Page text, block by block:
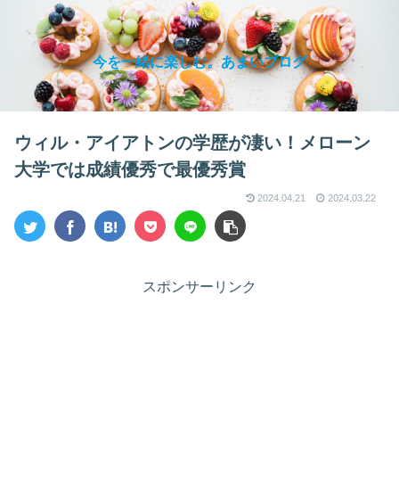
今を一緒に楽しむ。あまいブログ
ウィル・アイアトンの学歴が凄い！メローン
大学では成績優秀で最優秀賞
2024.04.21 2024.03.22
スポンサーリンク